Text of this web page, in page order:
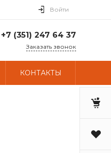
Войти
+7 (351) 247 64 37
Заказать звонок
КОНТАКТЫ